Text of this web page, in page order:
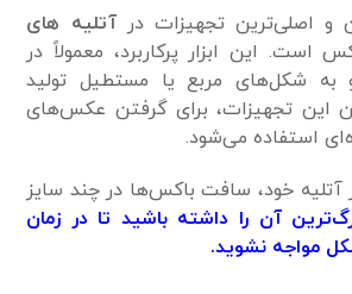
و اصلی‌ترین تجهیزات درآتلیه های
است. این ابزار پرکاربرد، معمولاً در
به شکل‌های مربع یا مستطیل تولید
این تجهیزات، برای گرفتن عکس‌های
استفاده می‌شود.
آتلیه خود، سافت باکس‌ها در چند سایز
آن را داشته باشید تا در زمان
مواجه نشوید.